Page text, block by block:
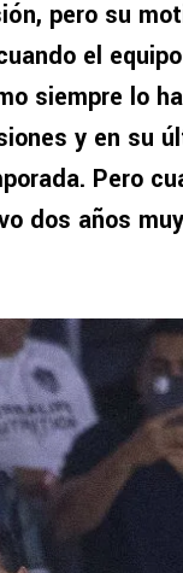
pero su
el
siempre lo
y en su
Pero
dos años